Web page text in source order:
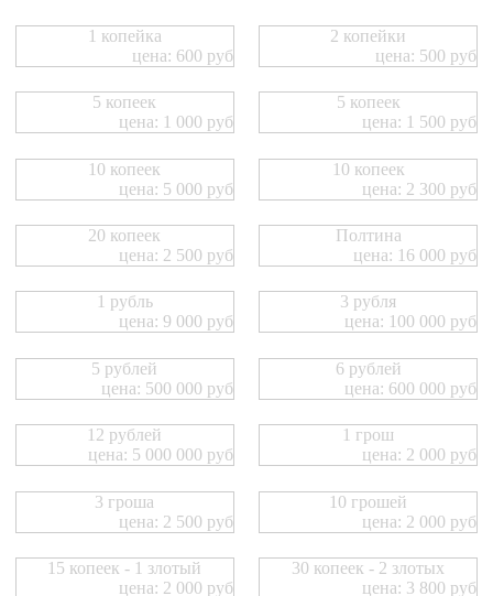
1 копейка
цена: 600 руб
2 копейки
цена: 500 руб
5 копеек
цена: 1 000 руб
5 копеек
цена: 1 500 руб
10 копеек
цена: 5 000 руб
10 копеек
цена: 2 300 руб
20 копеек
цена: 2 500 руб
Полтина
цена: 16 000 руб
1 рубль
цена: 9 000 руб
3 рубля
цена: 100 000 руб
5 рублей
цена: 500 000 руб
6 рублей
цена: 600 000 руб
12 рублей
цена: 5 000 000 руб
1 грош
цена: 2 000 руб
3 гроша
цена: 2 500 руб
10 грошей
цена: 2 000 руб
15 копеек - 1 злотый
цена: 2 000 руб
30 копеек - 2 злотых
цена: 3 800 руб